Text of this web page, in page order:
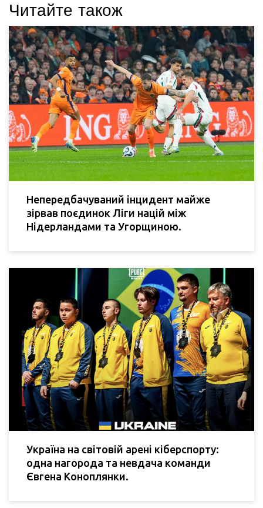
Читайте також
Непередбачуваний інцидент майже
зірвав поєдинок Ліги націй між
Нідерландами та Угорщиною.
Україна на світовій арені кіберспорту:
одна нагорода та невдача команди
Євгена Коноплянки.